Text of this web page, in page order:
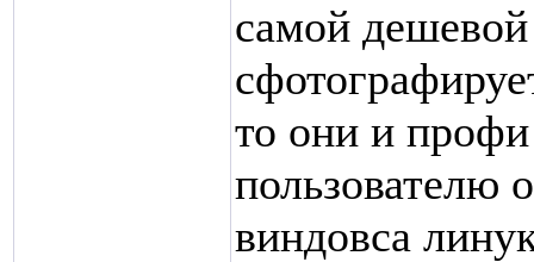
самой
то они и
пользователю
виндовса